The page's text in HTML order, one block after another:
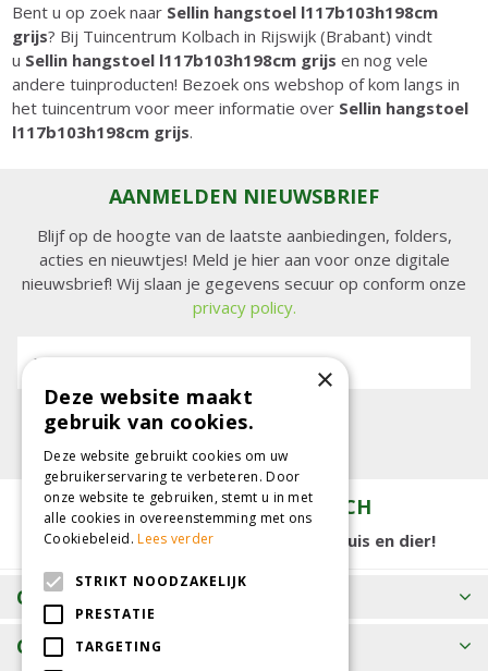
Bent u op zoek naar Sellin hangstoel l117b103h198cm
grijs? Bij Tuincentrum Kolbach in Rijswijk (Brabant) vindt
u Sellin hangstoel l117b103h198cm grijs en nog vele
andere tuinproducten! Bezoek ons webshop of kom langs in
het tuincentrum voor meer informatie over Sellin hangstoel
l117b103h198cm grijs.
AANMELDEN NIEUWSBRIEF
Blijf op de hoogte van de laatste aanbiedingen, folders,
acties en nieuwtjes! Meld je hier aan voor onze digitale
nieuwsbrief! Wij slaan je gegevens secuur op conform onze
privacy policy.
E-mailadres:
TUINCENTRUM KOLBACH
15.000 m2 winkelplezier voor tuin, huis en dier!
OPENINGSTIJDEN
CONTACT
×
Deze website maakt
gebruik van cookies.
Deze website gebruikt cookies om uw
gebruikerservaring te verbeteren. Door
onze website te gebruiken, stemt u in met
alle cookies in overeenstemming met ons
Cookiebeleid.Lees verder
STRIKT NOODZAKELIJK
PRESTATIE
TARGETING